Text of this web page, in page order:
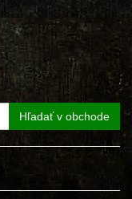
Hľadať v obchode